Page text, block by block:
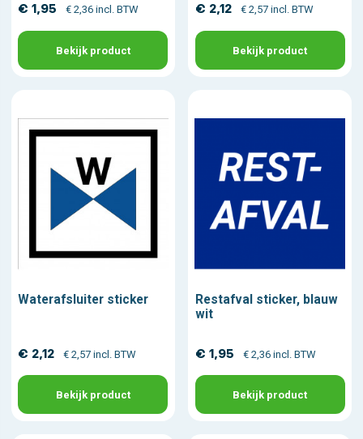
€ 1,95 € 2,36 incl. BTW
Bekijk product
€ 2,12 € 2,57 incl. BTW
Bekijk product
Waterafsluiter sticker
€ 2,12 € 2,57 incl. BTW
Bekijk product
Restafval sticker, blauw
wit
€ 1,95 € 2,36 incl. BTW
Bekijk product